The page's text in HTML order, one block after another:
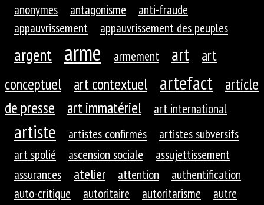
anonymes antagonisme
anti-fraude
appauvrissement
appauvrissement des peuples
argent arme armement art
art
conceptuel
art contextuel artefact
article
de presse
art immatériel art international
artiste artistes confirmés
artistes subversifs
art spolié
ascension sociale
assujettissement
assurances
atelier attention
authentification
auto-critique
autoritaire autoritarisme
autre